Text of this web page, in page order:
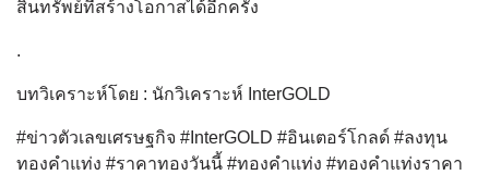
สินทรัพย์ที่สร้างโอกาสได้อีกครั้ง
.
บทวิเคราะห์โดย : นักวิเคราะห์ InterGOLD
#ข่าวตัวเลขเศรษฐกิจ #InterGOLD #อินเตอร์โกลด์ #ลงทุน
ทองคำแท่ง #ราคาทองวันนี้ #ทองคำแท่ง #ทองคำแท่งราคา